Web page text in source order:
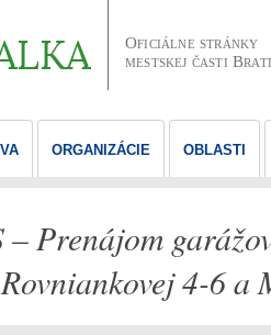
Oficiálne stránky
mestskej časti
ORGANIZÁCIE OBLASTI
– Prenájom
4-6 a